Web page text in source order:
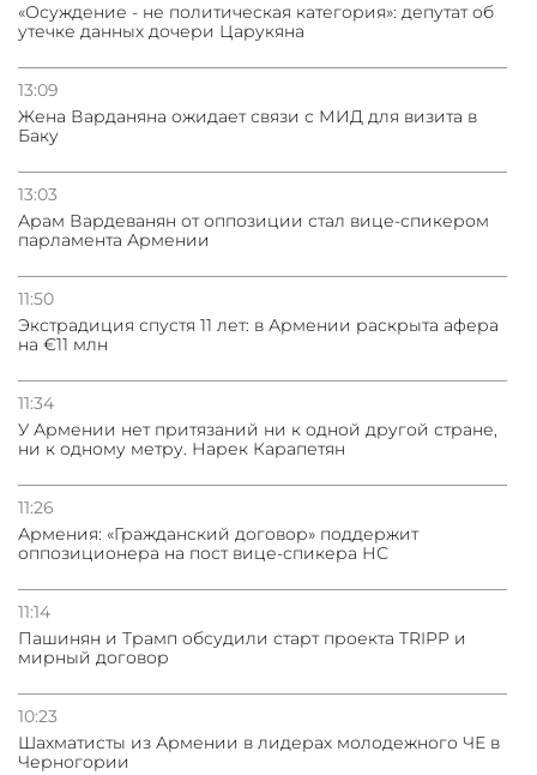
«Осуждение - не политическая категория»: депутат об
утечке данных дочери Царукяна
13:09
Жена Варданяна ожидает связи с МИД для визита в
Баку
13:03
Арам Вардеванян от оппозиции стал вице-спикером
парламента Армении
11:50
Экстрадиция спустя 11 лет: в Армении раскрыта афера
на €11 млн
11:34
У Армении нет притязаний ни к одной другой стране,
ни к одному метру. Нарек Карапетян
11:26
Армения: «Гражданский договор» поддержит
оппозиционера на пост вице-спикера НС
11:14
Пашинян и Трамп обсудили старт проекта TRIPP и
мирный договор
10:23
Шахматисты из Армении в лидерах молодежного ЧЕ в
Черногории